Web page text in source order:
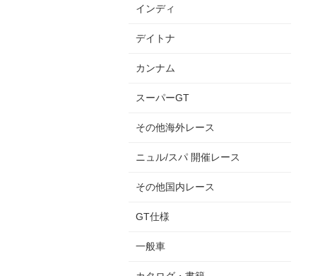
インディ
デイトナ
カンナム
スーパーGT
その他海外レース
ニュル/スパ 開催レース
その他国内レース
GT仕様
一般車